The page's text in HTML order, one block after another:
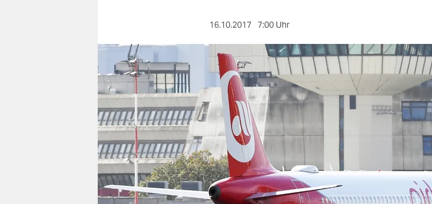
berlin
nord
wahrheit
verlag
verlag
veranstaltungen
16.10.2017 7:00 Uhr